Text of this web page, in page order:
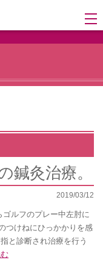
鍼灸治療。
2019/03/12
ルフのプレー中左肘に
つけねにひっかかりを感
と診断され治療を行う